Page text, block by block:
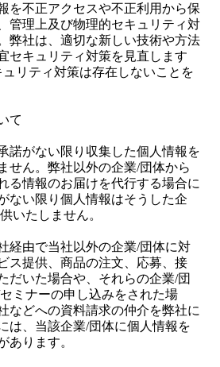
を不正アクセスや不正利用から保
管理上及び物理的セキュリティ対
弊社は、適切な新しい技術や方法
セキュリティ対策を見直します
リティ対策は存在しないことを
て
諾がない限り収集した個人情報を
せん。弊社以外の企業/団体から
る情報のお届けを代行する場合に
ない限り個人情報はそうした企
いたしません。
経由で当社以外の企業/団体に対
ス提供、商品の注文、応募、接
だいた場合や、それらの企業/団
ミナーの申し込みをされた場
などへの資料請求の仲介を弊社に
は、当該企業/団体に個人情報を
あります。